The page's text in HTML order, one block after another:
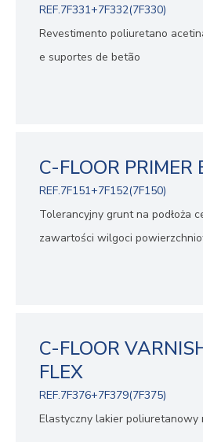
REF.7F331+7F332(7F330)
Revestimento poliuretano
e suportes de betão
C-FLOOR PRIMER
REF.7F151+7F152(7F150)
Tolerancyjny grunt na podłoża
zawartości wilgoci
C-FLOOR
FLEX
REF.7F376+7F379(7F375)
Elastyczny lakier poliuretanowy